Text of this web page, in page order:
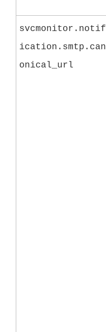
svcmonitor.notif
ication.smtp.can
onical_url